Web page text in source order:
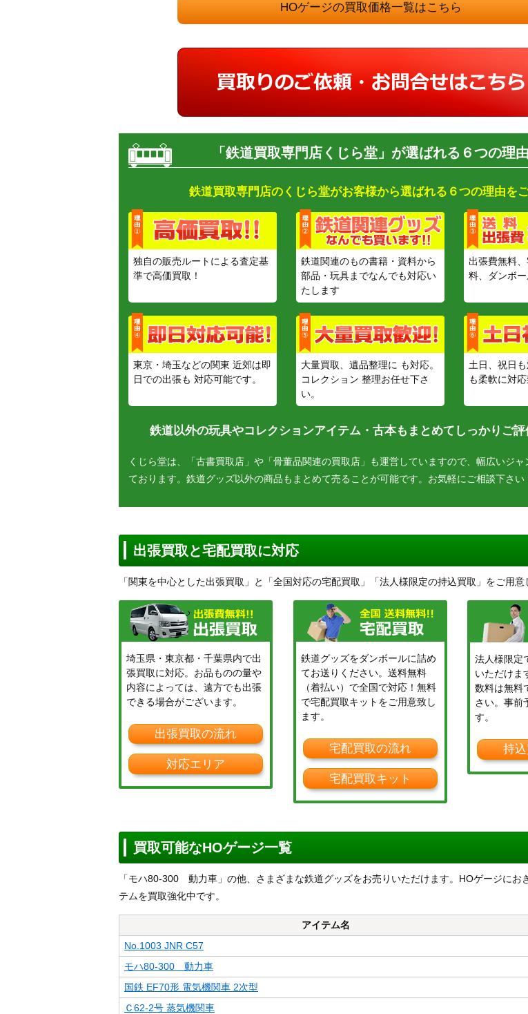
HOゲージの買取価格一覧はこちら
「鉄道買取専門店くじら堂」が選ばれる６つの理由
鉄道買取専門店のくじら堂がお客様から選ばれる６つの理由を
独自の販売ルートによる査定基
準で高価買取！
鉄道関連のもの書籍・資料から
部品・玩具までなんでも対応い
たします
出張費無料
料、ダンボー
東京・埼玉などの関東 近郊は即
日での出張も 対応可能です。
大量買取、遺品整理に も対応。
コレクション 整理お任せ下さ
い。
土日、祝日
も柔軟に対応
鉄道以外の玩具やコレクションアイテム・古本もまとめてしっかりご
くじら堂は、「古書買取店」や「骨董品関連の買取店」も運営していますので、幅広いジャ
ております。鉄道グッズ以外の商品もまとめて売ることが可能です。お気軽にご相談下さい
出張買取と宅配買取に対応
「関東を中心とした出張買取」と「全国対応の宅配買取」「法人様限定の持込買取」をご用意
埼玉県・東京都・千葉県内で出
張買取に対応。お品ものの量や
内容によっては、遠方でも出張
できる場合がございます。
出張買取の流れ
対応エリア
鉄道グッズをダンボールに詰め
てお送りください。送料無料
（着払い）で全国で対応！無料
で宅配買取キットをご用意致し
ます。
宅配買取の流れ
宅配買取キット
法人様限定
いただけま
数料は無料
さい。事前
す。
持
買取可能なHOゲージ一覧
「モハ80-300 動力車」の他、さまざまな鉄道グッズをお売りいただけます。HOゲージにお
テムを買取強化中です。
アイテム名
No.1003 JNR C57
モハ80-300 動力車
国鉄 EF70形 電気機関車 2次型
Ｃ62-2号 蒸気機関車